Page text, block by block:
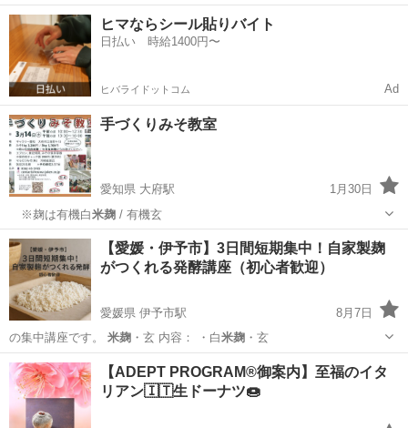
を招 …
鹿児島 鹿児島市 市役所前駅 料理
ヒマならシール貼りバイト
日払い 時給1400円〜
ヒバライドットコム Ad
手づくりみそ教室
愛知県 大府駅
1月30日
※麹は有機白米麹/ 有機玄
愛知 大府市 大府駅 ものづくり みそ
【愛媛・伊予市】3日間短期集中！自家製麹
がつくれる発酵講座（初心者歓迎）
愛媛県 伊予市駅
8月7日
の集中講座です。 米麹 ・玄 内容： ・白米麹・玄
愛媛 伊予市 短期
【ADEPT PROGRAM®️御案内】至福のイタ
リアン🇮🇹生ドーナツ🍩